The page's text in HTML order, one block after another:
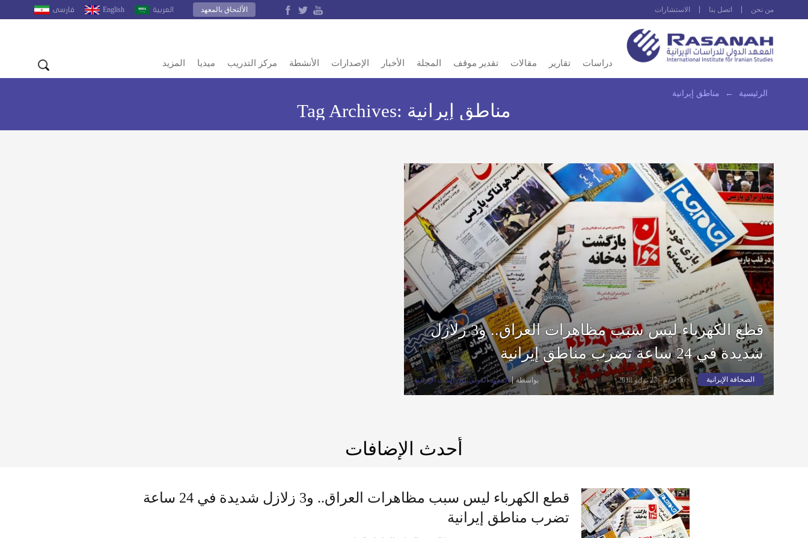
من نحن اتصل بنا الاستشارات العربية English فارسى الألتحاق بالمعهد
دراسات تقارير مقالات تقدير موقف المجلة الأخبار الإصدارات الأنشطة مركز التدريب ميديا المزيد
الرئيسية ← مناطق إيرانية
Tag Archives: مناطق إيرانية
قطع الكهرباء ليس سبب مظاهرات العراق.. و3 زلازل
شديدة في 24 ساعة تضرب مناطق إيرانية
الصحافة الإيرانية 04:06 م - 23 يوليو 2018 بواسطة المعهد الدولي للدراسات الإيرانية
أحدث الإضافات
قطع الكهرباء ليس سبب مظاهرات العراق.. و3 زلازل شديدة في 24 ساعة
تضرب مناطق إيرانية